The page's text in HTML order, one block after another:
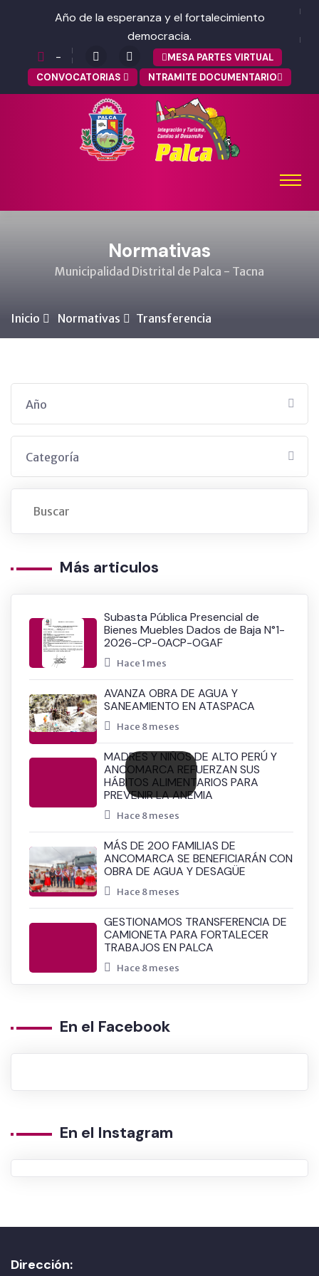
Año de la esperanza y el fortalecimiento
democracia.
-
MESA PARTES VIRTUAL
CONVOCATORIAS
NTRAMITE DOCUMENTARIO
Normativas
Municipalidad Distrital de Palca - Tacna
Inicio Normativas Transferencia
Año
Categoría
Más articulos
Subasta Pública Presencial de
Bienes Muebles Dados de Baja N°1-
2026-CP-OACP-OGAF
Hace 1 mes
AVANZA OBRA DE AGUA Y
SANEAMIENTO EN ATASPACA
Hace 8 meses
MADRES Y NIÑOS DE ALTO PERÚ Y
ANCOMARCA REFUERZAN SUS
HÁBITOS ALIMENTARIOS PARA
PREVENIR LA ANEMIA
Hace 8 meses
MÁS DE 200 FAMILIAS DE
ANCOMARCA SE BENEFICIARÁN CON
OBRA DE AGUA Y DESAGÜE
Hace 8 meses
GESTIONAMOS TRANSFERENCIA DE
CAMIONETA PARA FORTALECER
TRABAJOS EN PALCA
Hace 8 meses
En el Facebook
En el Instagram
Dirección: